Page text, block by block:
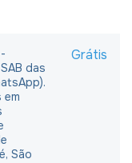
das
em
São
Grátis